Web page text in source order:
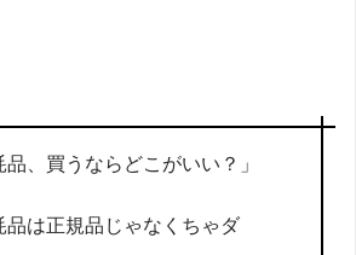
品、買うならどこがいい？」
品は正規品じゃなくちゃダ